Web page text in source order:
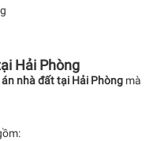
Hải Phòng
nhà đất tại Hải Phòng mà